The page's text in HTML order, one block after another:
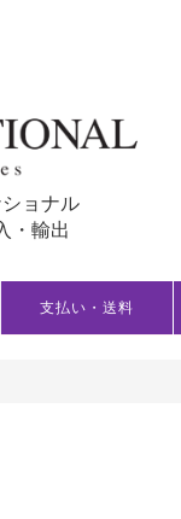
ョナル
・輸出
支払い・送料